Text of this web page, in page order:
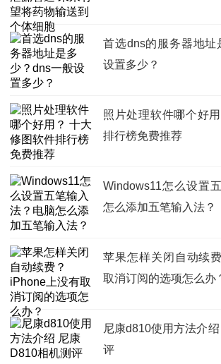
首选dns的服务器地址
设置多少？
照片处理软件哪个好
排行榜免费推荐
Windows11怎么设置
怎么添加五笔输入法？
苹果怎样关闭自动续
取消订阅的选项怎么办
尼康d810使用方法介
评